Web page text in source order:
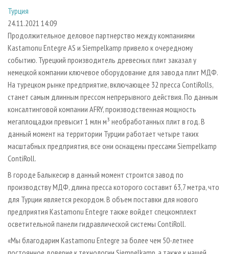
СУШКА ДРЕВЕСИНЫ
ПРОИЗВОДСТВО ДРЕВЕСНЫХ ПЛИТ
ДЕРЕВЯННОЕ ДОМОСТРОЕНИЕ
ПРОИЗВОДСТВО МЕБЕЛИ
БИОЭНЕРГЕТИКА
ЦБП
ИНСТРУМЕНТ И МАТЕРИАЛЫ
ПЕРСОНЫ
МОБИЛЬНЫЕ ВЫСТАВКИ
ОФИЦИАЛЬНЫЕ ДЕЛЕГАЦИИ
ПРИОРИТЕТНЫЕ ИНВЕСТПРОЕКТЫ
RUSSIAN FORESTRY REVIEW
ГАЗЕТА ЛЕСПРОМФОРУМ
БИБЛИОТЕКА СПЕЦИАЛИСТА
КОНТАКТЫ
РЕКЛАМОДАТЕЛЯМ
РЕКЛАМА
РЕКЛАМА НА САЙТЕ
Турция
24.11.2021 14:09
Продолжительное деловое партнерство между компаниями
Kastamonu Entegre AS и Siempelkamp привело к очередному
событию. Турецкий производитель древесных плит заказал у
немецкой компании ключевое оборудование для завода плит МДФ.
На турецком рынке предприятие, включающее 32 пресса ContiRolls,
станет самым длинным прессом непрерывного действия. По данным
консалтинговой компании AFRY, производственная мощность
мегаплощадки превысит 1 млн м³ необработанных плит в год. В
данный момент на территории Турции работает четыре таких
масштабных предприятия, все они оснащены прессами Siempelkamp
ContiRoll.
В городе Балыкесир в данный момент строится завод по
производству МДФ, длина пресса которого составит 63,7 метра, что
для Турции является рекордом. В объем поставки для нового
предприятия Kastamonu Entegre также войдет спецкомплект
осветительной панели гидравлической системы ContiRoll.
«Мы благодарим Kastamonu Entegre за более чем 50-летнее